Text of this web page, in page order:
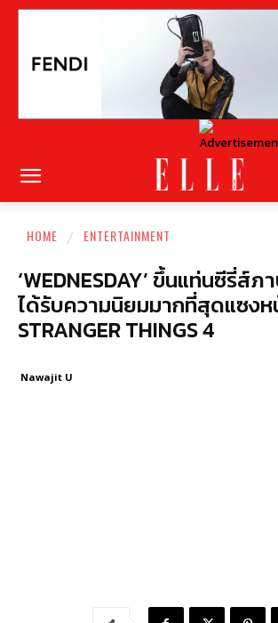
HOME ENTERTAINMENT
‘WEDNESDAY’ ขึ้นแท่นซีรี่ส์
ได้รับความนิยมมากที่สุดแซงห
STRANGER THINGS 4
Nawajit U